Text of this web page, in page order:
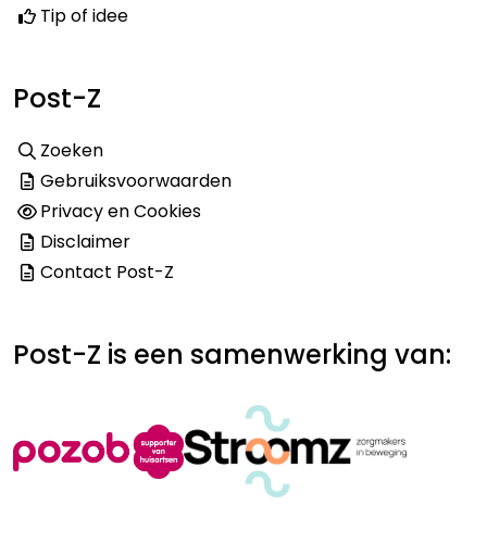
Tip of idee
Post-Z
Zoeken
Gebruiksvoorwaarden
Privacy en Cookies
Disclaimer
Contact Post-Z
Post-Z is een samenwerking van: